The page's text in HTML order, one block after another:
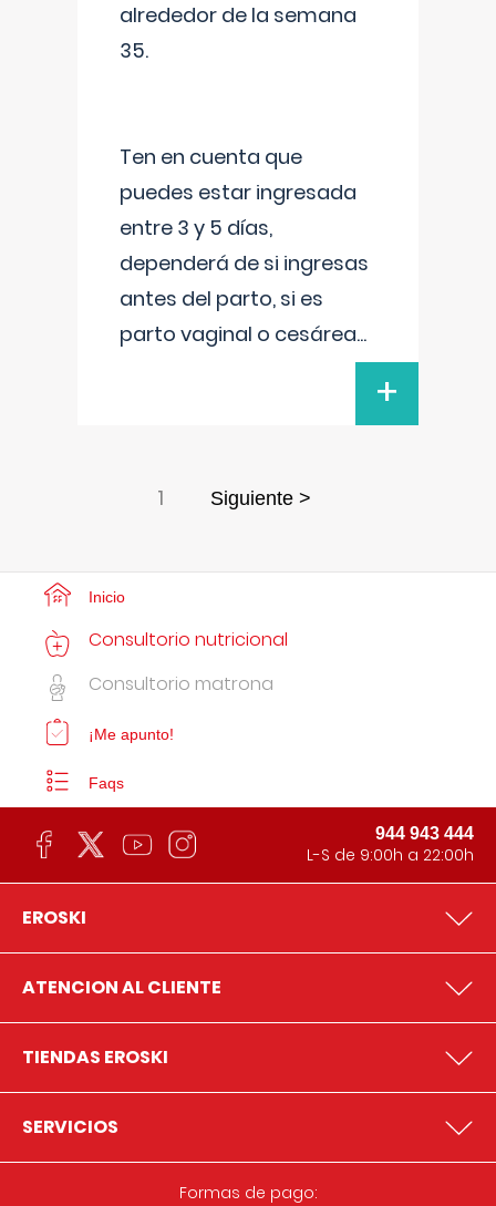
alrededor de la semana
35.
Ten en cuenta que
puedes estar ingresada
entre 3 y 5 días,
dependerá de si ingresas
antes del parto, si es
parto vaginal o cesárea...
+
1 Siguiente >
Inicio
Consultorio nutricional
Consultorio matrona
¡Me apunto!
Faqs
944 943 444
L-S de 9:00h a 22:00h
EROSKI
ATENCION AL CLIENTE
TIENDAS EROSKI
SERVICIOS
Formas de pago: